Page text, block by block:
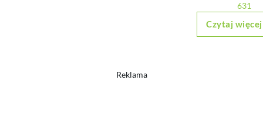
631
Czytaj więcej
Reklama